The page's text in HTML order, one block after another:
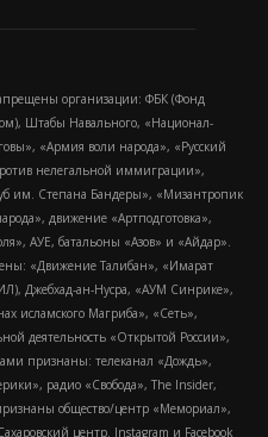
организации: ФБК (Фонд
Штабы Навального, «Национал-
«Армия воли народа», «Русский
нелегальной иммиграции»,
им. Степана Бандеры», «Мизантропик
движение «Артподготовка»,
АУЕ, батальоны «Азов» и «Айдар».
«Движение Талибан», «Имарат
Джебхад-ан-Нусра, «АУМ Синрике»,
исламского Магриба», «Сеть»,
деятельность «Открытой России»,
признаны: телеканал «Дождь»,
радио «Свобода», The Insider,
общество/центр «Мемориал»,
центр. Instagram и Facebook